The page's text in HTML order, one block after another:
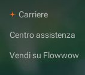
Carriere
Centro assistenza
Vendi su Flowwow